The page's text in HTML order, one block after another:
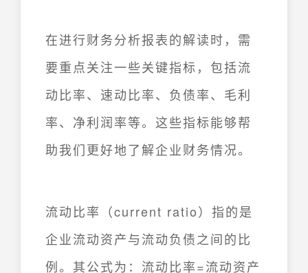
在进行财务分析报表的解读时，需
要重点关注一些关键指标，包括流
动比率、速动比率、负债率、毛利
率、净利润率等。这些指标能够帮
助我们更好地了解企业财务情况。
流动比率（current ratio）指的是
企业流动资产与流动负债之间的比
例。其公式为：流动比率=流动资产